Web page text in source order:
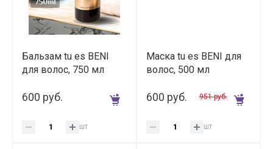
Бальзам tu es BENI
для волос, 750 мл
600 руб.
шт
Маска tu es BENI для
волос, 500 мл
600 руб. 951 руб.
шт